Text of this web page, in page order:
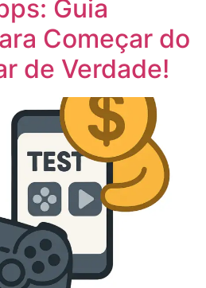
Guia
Começar do
de Verdade!